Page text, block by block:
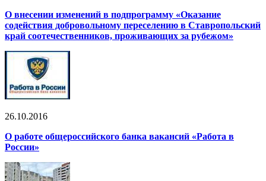
О внесении изменений в подпрограмму «Оказание
содействия добровольному переселению в Ставропольский
край соотечественников, проживающих за рубежом»
26.10.2016
О работе общероссийского банка вакансий «Работа в
России»